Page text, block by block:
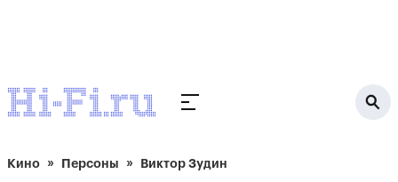
Кино Персоны Виктор Зудин